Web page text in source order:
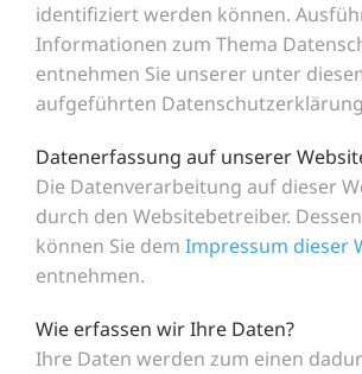
identifiziert werden können.
Informationen zum Thema
entnehmen Sie unserer unter
aufgeführten
Datenerfassung auf unserer
Die Datenverarbeitung auf dieser
durch den Websitebetreiber.
können Sie dem Impressum dieser
entnehmen.
Wie erfassen wir Ihre Daten?
Ihre Daten werden zum einen